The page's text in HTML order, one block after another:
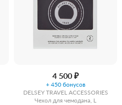
4 500 ₽
+ 450 бонусов
DELSEY TRAVEL ACCESSORIES
Чехол для чемодана, L